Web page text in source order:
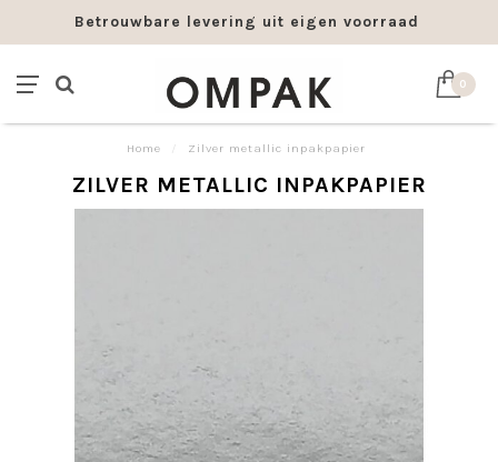
Betrouwbare levering uit eigen voorraad
0
Home Zilver metallic inpakpapier
ZILVER METALLIC INPAKPAPIER